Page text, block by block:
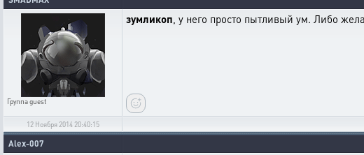
Группаguest
зумликоп, у него просто пытливый ум. Либо
12 Ноября 2014 20:40:15
Alex-007